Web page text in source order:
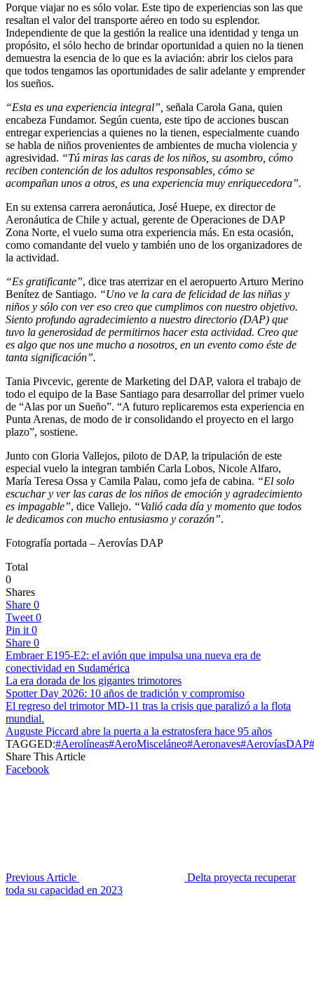
Porque viajar no es sólo volar. Este tipo de experiencias son las que
resaltan el valor del transporte aéreo en todo su esplendor.
Independiente de que la gestión la realice una identidad y tenga un
propósito, el sólo hecho de brindar oportunidad a quien no la tienen
demuestra la esencia de lo que es la aviación: abrir los cielos para
que todos tengamos las oportunidades de salir adelante y emprender
los sueños.
“Esta es una experiencia integral”, señala Carola Gana, quien
encabeza Fundamor. Según cuenta, este tipo de acciones buscan
entregar experiencias a quienes no la tienen, especialmente cuando
se habla de niños provenientes de ambientes de mucha violencia y
agresividad. “Tú miras las caras de los niños, su asombro, cómo
reciben contención de los adultos responsables, cómo se
acompañan unos a otros, es una experiencia muy enriquecedora”.
En su extensa carrera aeronáutica, José Huepe, ex director de
Aeronáutica de Chile y actual, gerente de Operaciones de DAP
Zona Norte, el vuelo suma otra experiencia más. En esta ocasión,
como comandante del vuelo y también uno de los organizadores de
la actividad.
“Es gratificante”, dice tras aterrizar en el aeropuerto Arturo Merino
Benítez de Santiago. “Uno ve la cara de felicidad de las niñas y
niños y sólo con ver eso creo que cumplimos con nuestro objetivo.
Siento profundo agradecimiento a nuestro directorio (DAP) que
tuvo la generosidad de permitirnos hacer esta actividad. Creo que
es algo que nos une mucho a nosotros, en un evento como éste de
tanta significación”.
Tania Pivcevic, gerente de Marketing del DAP, valora el trabajo de
todo el equipo de la Base Santiago para desarrollar del primer vuelo
de “Alas por un Sueño”. “A futuro replicaremos esta experiencia en
Punta Arenas, de modo de ir consolidando el proyecto en el largo
plazo”, sostiene.
Junto con Gloria Vallejos, piloto de DAP, la tripulación de este
especial vuelo la integran también Carla Lobos, Nicole Alfaro,
María Teresa Ossa y Camila Palau, como jefa de cabina. “El solo
escuchar y ver las caras de los niños de emoción y agradecimiento
es impagable”, dice Vallejo. “Valió cada día y momento que todos
le dedicamos con mucho entusiasmo y corazón”.
Fotografía portada – Aerovías DAP
Total
0
Shares
Share 0
Tweet 0
Pin it 0
Share 0
Embraer E195-E2: el avión que impulsa una nueva era de
conectividad en Sudamérica
La era dorada de los gigantes trimotores
Spotter Day 2026: 10 años de tradición y compromiso
El regreso del trimotor MD-11 tras la crisis que paralizó a la flota
mundial.
Auguste Piccard abre la puerta a la estratosfera hace 95 años
TAGGED:#Aerolíneas#AeroMisceláneo#Aeronaves#AerovíasDAP
Share This Article
Facebook
Previous Article
Delta proyecta recuperar
toda su capacidad en 2023